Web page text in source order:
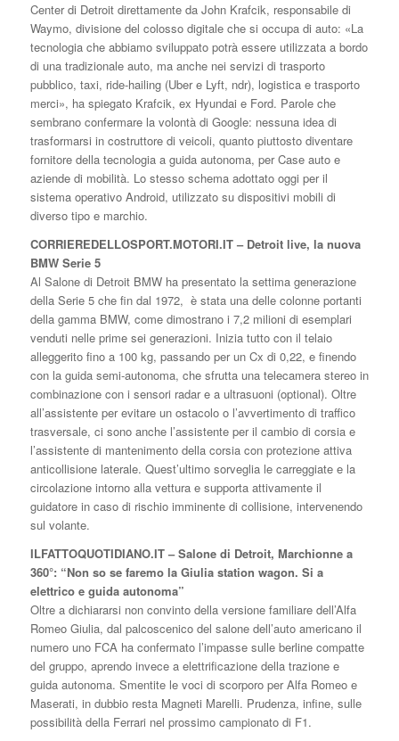
Center di Detroit direttamente da John Krafcik, responsabile di
Waymo, divisione del colosso digitale che si occupa di auto: «La
tecnologia che abbiamo sviluppato potrà essere utilizzata a bordo
di una tradizionale auto, ma anche nei servizi di trasporto
pubblico, taxi, ride-hailing (Uber e Lyft, ndr), logistica e trasporto
merci», ha spiegato Krafcik, ex Hyundai e Ford. Parole che
sembrano confermare la volontà di Google: nessuna idea di
trasformarsi in costruttore di veicoli, quanto piuttosto diventare
fornitore della tecnologia a guida autonoma, per Case auto e
aziende di mobilità. Lo stesso schema adottato oggi per il
sistema operativo Android, utilizzato su dispositivi mobili di
diverso tipo e marchio.
CORRIEREDELLOSPORT.MOTORI.IT – Detroit live, la nuova
BMW Serie 5
Al Salone di Detroit BMW ha presentato la settima generazione
della Serie 5 che fin dal 1972, è stata una delle colonne portanti
della gamma BMW, come dimostrano i 7,2 milioni di esemplari
venduti nelle prime sei generazioni. Inizia tutto con il telaio
alleggerito fino a 100 kg, passando per un Cx di 0,22, e finendo
con la guida semi-autonoma, che sfrutta una telecamera stereo in
combinazione con i sensori radar e a ultrasuoni (optional). Oltre
all’assistente per evitare un ostacolo o l’avvertimento di traffico
trasversale, ci sono anche l’assistente per il cambio di corsia e
l’assistente di mantenimento della corsia con protezione attiva
anticollisione laterale. Quest’ultimo sorveglia le carreggiate e la
circolazione intorno alla vettura e supporta attivamente il
guidatore in caso di rischio imminente di collisione, intervenendo
sul volante.
ILFATTOQUOTIDIANO.IT – Salone di Detroit, Marchionne a
360°: “Non so se faremo la Giulia station wagon. Si a
elettrico e guida autonoma”
Oltre a dichiararsi non convinto della versione familiare dell’Alfa
Romeo Giulia, dal palcoscenico del salone dell’auto americano il
numero uno FCA ha confermato l’impasse sulle berline compatte
del gruppo, aprendo invece a elettrificazione della trazione e
guida autonoma. Smentite le voci di scorporo per Alfa Romeo e
Maserati, in dubbio resta Magneti Marelli. Prudenza, infine, sulle
possibilità della Ferrari nel prossimo campionato di F1.